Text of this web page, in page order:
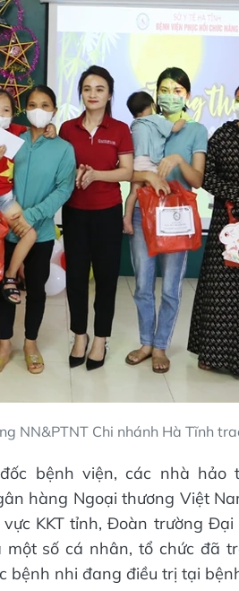
NN&PTNT Chi nhánh Hà Tĩnh
bệnh viện, các nhà hảo
hàng Ngoại thương Việt
KKT tỉnh, Đoàn trường
số cá nhân, tổ chức đã
bệnh nhi đang điều trị tại